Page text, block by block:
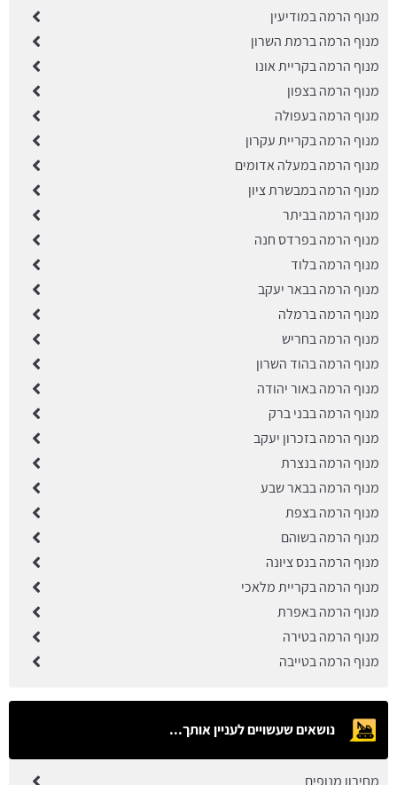
מנוף הרמה במודיעין
מנוף הרמה ברמת השרון
מנוף הרמה בקריית אונו
מנוף הרמה בצפון
מנוף הרמה בעפולה
מנוף הרמה בקריית עקרון
מנוף הרמה במעלה אדומים
מנוף הרמה במבשרת ציון
מנוף הרמה בביתר
מנוף הרמה בפרדס חנה
מנוף הרמה בלוד
מנוף הרמה בבאר יעקב
מנוף הרמה ברמלה
מנוף הרמה בחריש
מנוף הרמה בהוד השרון
מנוף הרמה באור יהודה
מנוף הרמה בבני ברק
מנוף הרמה בזכרון יעקב
מנוף הרמה בנצרת
מנוף הרמה בבאר שבע
מנוף הרמה בצפת
מנוף הרמה בשוהם
מנוף הרמה בנס ציונה
מנוף הרמה בקריית מלאכי
מנוף הרמה באפרת
מנוף הרמה בטירה
מנוף הרמה בטייבה
נושאים שעשויים לעניין אותך...
מחירון מנופים